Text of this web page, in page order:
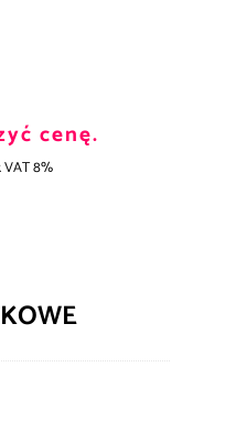
cenę.
VAT 8%